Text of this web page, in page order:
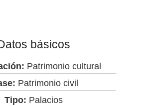
básicos
Patrimonio cultural
Patrimonio civil
Tipo: Palacios